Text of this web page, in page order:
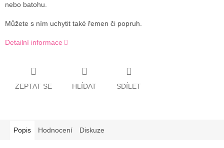
nebo batohu.
Můžete s ním uchytit také řemen či popruh.
Detailní informace
ZEPTAT SE HLÍDAT SDÍLET
Popis Hodnocení Diskuze